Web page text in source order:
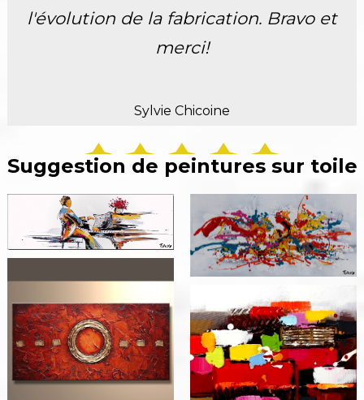
l'évolution de la fabrication. Bravo et
merci!
Sylvie Chicoine
Suggestion de peintures sur toile